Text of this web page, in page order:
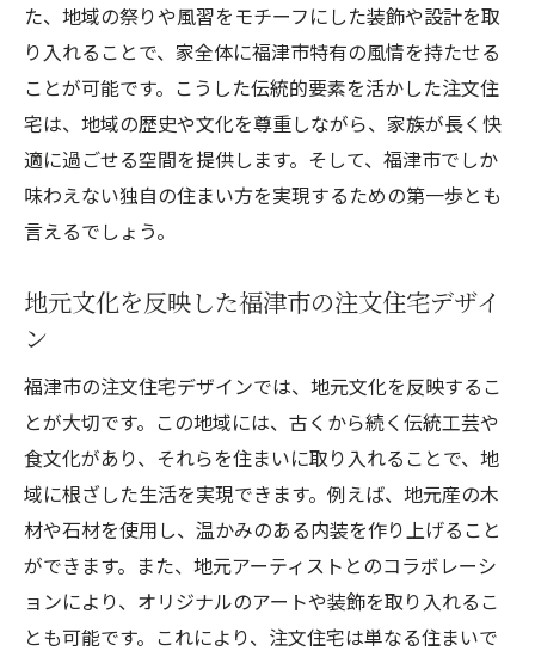
た、地域の祭りや風習をモチーフにした装飾や設計を取
り入れることで、家全体に福津市特有の風情を持たせる
ことが可能です。こうした伝統的要素を活かした注文住
宅は、地域の歴史や文化を尊重しながら、家族が長く快
適に過ごせる空間を提供します。そして、福津市でしか
味わえない独自の住まい方を実現するための第一歩とも
言えるでしょう。
地元文化を反映した福津市の注文住宅デザイ
ン
福津市の注文住宅デザインでは、地元文化を反映するこ
とが大切です。この地域には、古くから続く伝統工芸や
食文化があり、それらを住まいに取り入れることで、地
域に根ざした生活を実現できます。例えば、地元産の木
材や石材を使用し、温かみのある内装を作り上げること
ができます。また、地元アーティストとのコラボレーシ
ョンにより、オリジナルのアートや装飾を取り入れるこ
とも可能です。これにより、注文住宅は単なる住まいで